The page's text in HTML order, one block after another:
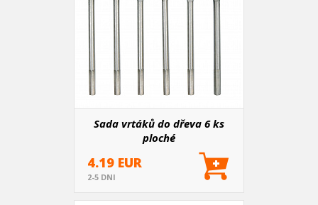
Sada vrtáků do dřeva 6 ks
ploché
4.19 EUR
2-5 DNI